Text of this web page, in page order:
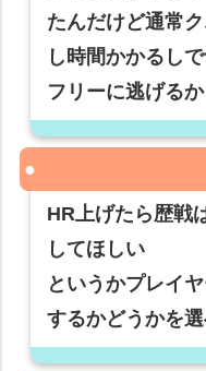
たんだけど通常
し時間かかるし
フリーに逃げるか
HR上げたら歴戦
してほしい
というかプレイ
するかどうかを